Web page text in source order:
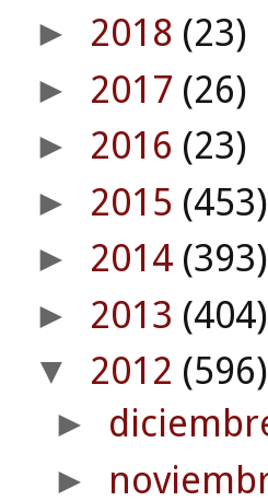
► 2018 (23)
► 2017 (26)
► 2016 (23)
► 2015 (453)
► 2014 (393)
► 2013 (404)
▼ 2012 (596)
►
►